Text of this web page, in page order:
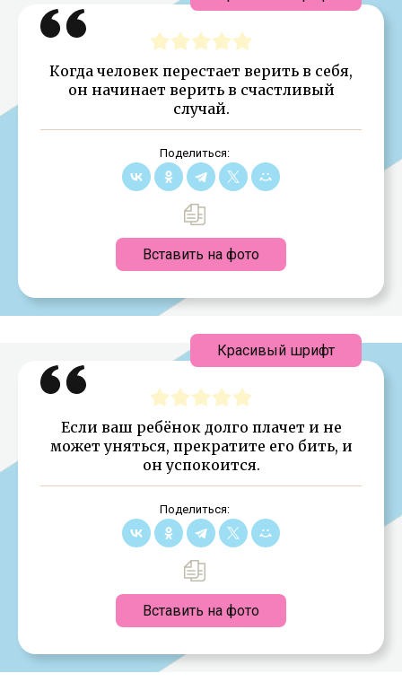
Когда человек перестает верить в себя,
он начинает верить в счастливый
случай.
Поделиться:
Вставить на фото
Если ваш ребёнок долго плачет и не
может уняться, пpекpатите его бить, и
он успокоится.
Поделиться:
Вставить на фото
Красивый шрифт